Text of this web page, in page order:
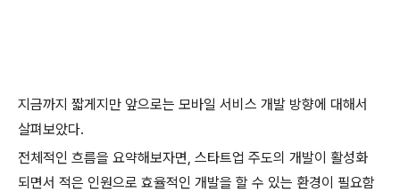
지금까지 짧게지만 앞으로는 모바일 서비스 개발 방향에 대해서
살펴보았다.
전체적인 흐름을 요약해보자면, 스타트업 주도의 개발이 활성화
되면서 적은 인원으로 효율적인 개발을 할 수 있는 환경이 필요함